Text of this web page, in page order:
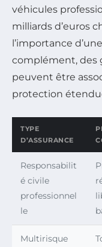
véhicules
milliards d’euros
l’importance
complément, des
peuvent être
protection
TYPE
D’ASSURANCE
Responsabilit
é civile
professionnel
le
Multirisque